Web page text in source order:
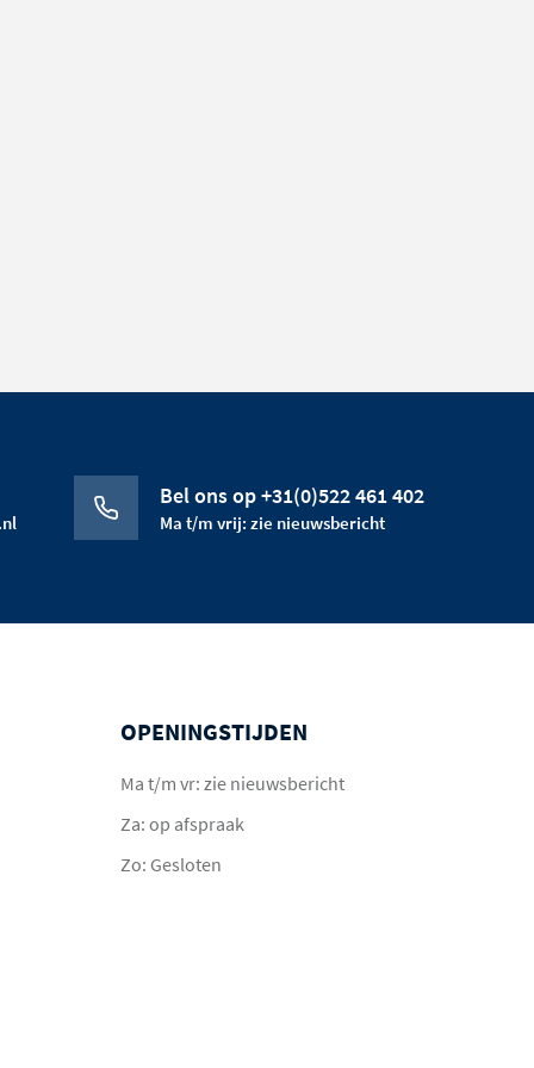
Bel ons op +31(0)522 461 402
Ma t/m vrij: zie nieuwsbericht
OPENINGSTIJDEN
Ma t/m vr: zie nieuwsbericht
Za: op afspraak
Zo: Gesloten